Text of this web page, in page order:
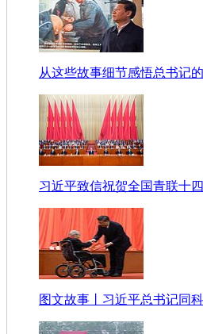
从这些故事细节感悟总书记
习近平致信祝贺全国青联十
图文故事丨习近平总书记同